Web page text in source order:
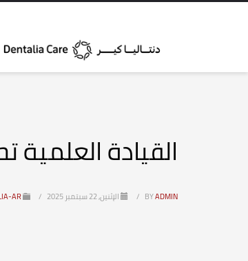
القيادة العلمية
BYADMIN
/ الإثنين, 22 سبتمبر 2025 /
AR